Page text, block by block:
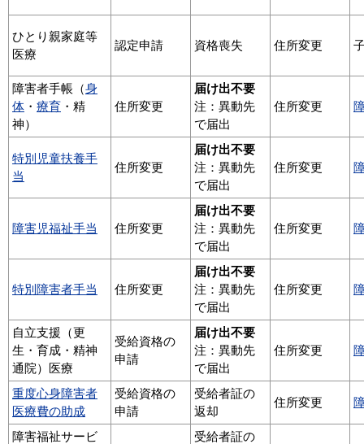
ひとり親家庭等
医療
認定申請 資格喪失 住所変更
障害者手帳（身
体 ・ 療育 ・精
神）
住所変更
届け出不要
注：異動先
で届出
住所変更
特別児童扶養手
当
住所変更
届け出不要
注：異動先
で届出
住所変更
障害児福祉手当 住所変更
届け出不要
注：異動先
で届出
住所変更
特別障害者手当 住所変更
届け出不要
注：異動先
で届出
住所変更
自立支援（更
生・育成・精神
通院）医療
受給資格の
申請
届け出不要
注：異動先
で届出
住所変更
重度心身障害者
医療費の助成
受給資格の
申請
受給者証の
返却
住所変更
障害福祉サービ
受給者証の